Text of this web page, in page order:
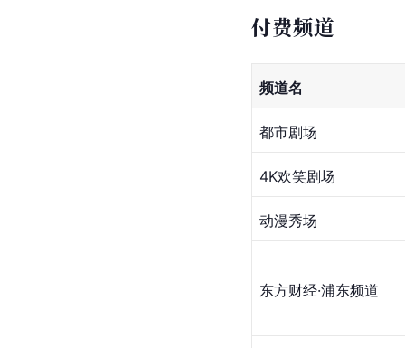
付费频道
频道名
都市剧场
4K欢笑剧场
动漫秀场
东方财经·浦东频道